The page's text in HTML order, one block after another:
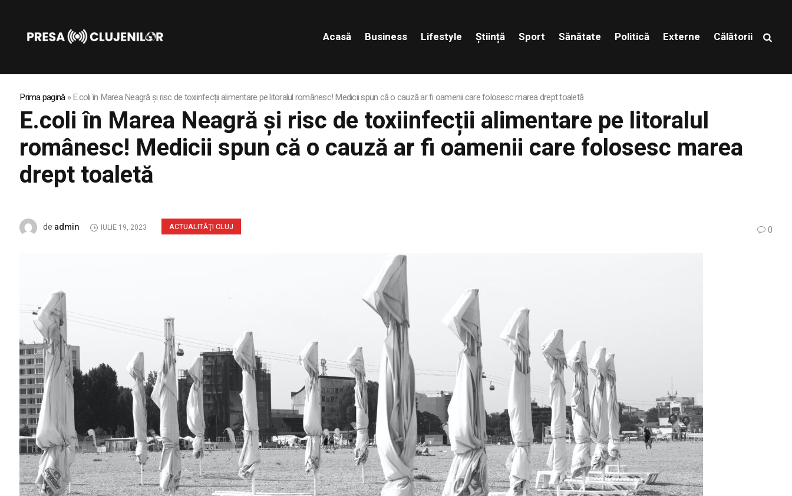
Acasă Business Lifestyle Știință Sport Sănătate Politică Externe Călătorii
Prima pagină»E.coli în Marea Neagră și risc de toxiinfecții alimentare pe litoralul românesc! Medicii spun că o cauză ar fi oamenii care folosesc marea drept toaletă
E.coli în Marea Neagră și risc de toxiinfecții alimentare pe litoralul
românesc! Medicii spun că o cauză ar fi oamenii care folosesc marea
drept toaletă
ACTUALITĂŢI CLUJ 0
de admin IULIE 19, 2023